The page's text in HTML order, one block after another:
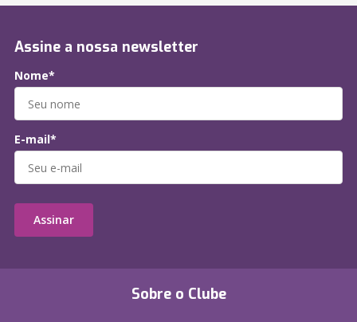
Sobre o Clube
Assine a nossa newsletter
Nome*
E-mail*
Assinar